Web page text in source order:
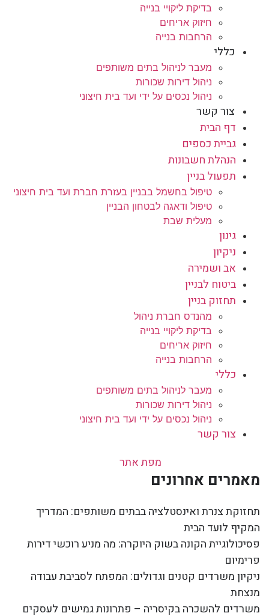
בדיקת ליקויי בנייה
חיזוק אריחים
הרחבות בנייה
כללי
מעבר לניהול בתים משותפים
ניהול דירות שכורות
ניהול נכסים על ידי ועד בית חיצוני
צור קשר
דף הבית
גביית כספים
הנהלת חשבונות
תפעול בניין
טיפול בחשמל בבניין בעזרת חברת ועד בית חיצוני
טיפול ודאגה לבטחון הבניין
מעלית שבת
גינון
ניקיון
אב ושמירה
ביטוח לבניין
תחזוק בניין
מהנדס חברת ניהול
בדיקת ליקויי בנייה
חיזוק אריחים
הרחבות בנייה
כללי
מעבר לניהול בתים משותפים
ניהול דירות שכורות
ניהול נכסים על ידי ועד בית חיצוני
צור קשר
מפת אתר
מאמרים אחרונים
תחזוקת צנרת ואינסטלציה בבתים משותפים: המדריך
המקיף לועד הבית
פסיכולוגיית הקונה בשוק היוקרה: מה מניע רוכשי דירות
פרימיום
ניקיון משרדים קטנים וגדולים: המפתח לסביבת עבודה
מנצחת
משרדים להשכרה בקיסריה – פתרונות גמישים לעסקים